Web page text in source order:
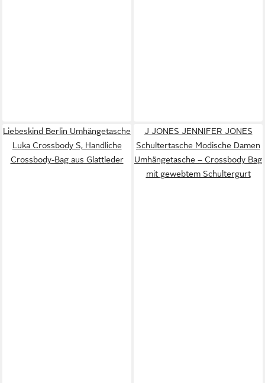
Liebeskind Berlin Umhängetasche
Luka Crossbody S, Handliche
Crossbody-Bag aus Glattleder
J JONES JENNIFER JONES
Schultertasche Modische Damen
Umhängetasche – Crossbody Bag
mit gewebtem Schultergurt